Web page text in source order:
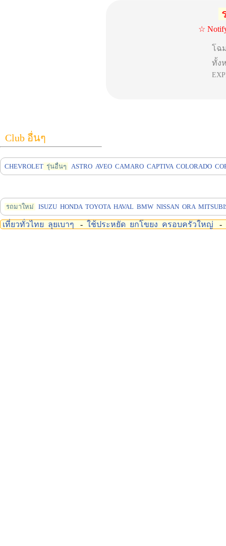
☆
โฉ
ทั้ง
Club อื่นๆ
CHEVROLET รุ่นอื่นๆ ASTRO AVEO CAMARO CAPTIVA COLORADO
รถมาใหม่ ISUZU HONDA TOYOTA HAVAL BMW NISSAN ORA
เที่ยวทั่วไทย ลุยเบาๆ - ใช้ประหยัด ยกโขยง ครอบครัวใหญ่ -